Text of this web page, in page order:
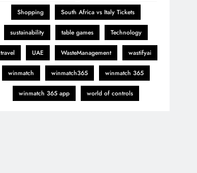
Shopping South Africa vs Italy Tickets
sustainability table games Technology
travel UAE WasteManagement wastifyai
winmatch winmatch365 winmatch 365
winmatch 365 app world of controls